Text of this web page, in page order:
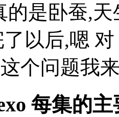
的是卧蚕,
以后,嗯
个问题我
每集的